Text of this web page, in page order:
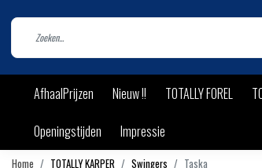
AfhaalPrijzen Nieuw !! TOTALLY FOREL
Openingstijden
Impressie
Home TOTALLY KARPER Swingers Taska